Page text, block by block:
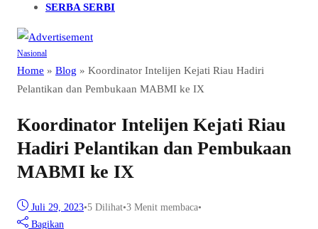
SERBA SERBI
Nasional
Home » Blog » Koordinator Intelijen Kejati Riau Hadiri
Pelantikan dan Pembukaan MABMI ke IX
Koordinator Intelijen Kejati Riau
Hadiri Pelantikan dan Pembukaan
MABMI ke IX
Juli 29, 2023•5 Dilihat•3 Menit membaca•
Bagikan